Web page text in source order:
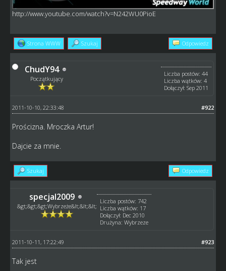
http://www.youtube.com/watch?v=N242WU0PioE
Strona WWW Szukaj Odpowiedz
ChudY94
Początkujący
Liczba postów: 44
Liczba wątków: 4
Dołączył: Sep 2011
#922
2011-10-10, 22:33:48
Prościzna. Mroczka Artur!
Dajcie za mnie.
Szukaj Odpowiedz
specjal2009
&gt;&gt;&gt;Wybrzeże&lt;&lt;&lt;
Liczba postów: 742
Liczba wątków: 17
Dołączył: Dec 2010
Drużyna: Wybrzeze
#923
2011-10-11, 17:22:49
Tak jest